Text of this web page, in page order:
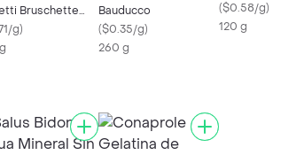
Bruschette
g)
Bauducco
($0.35/g)
260 g
($0.58/g)
120 g